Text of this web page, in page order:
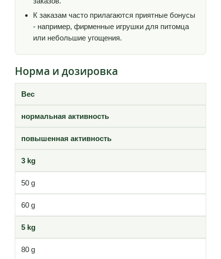
К заказам часто прилагаются приятные бонусы
- например, фирменные игрушки для питомца
или небольшие угощения.
Норма и дозировка
Вес
нормальная активность
повышенная активность
3 kg
50 g
60 g
5 kg
80 g